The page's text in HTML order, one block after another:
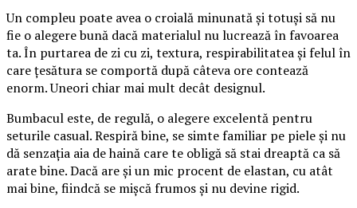
Un compleu poate avea o croială minunată și totuși să nu
fie o alegere bună dacă materialul nu lucrează în favoarea
ta. În purtarea de zi cu zi, textura, respirabilitatea și felul în
care țesătura se comportă după câteva ore contează
enorm. Uneori chiar mai mult decât designul.
Bumbacul este, de regulă, o alegere excelentă pentru
seturile casual. Respiră bine, se simte familiar pe piele și nu
dă senzația aia de haină care te obligă să stai dreaptă ca să
arate bine. Dacă are și un mic procent de elastan, cu atât
mai bine, fiindcă se mișcă frumos și nu devine rigid.